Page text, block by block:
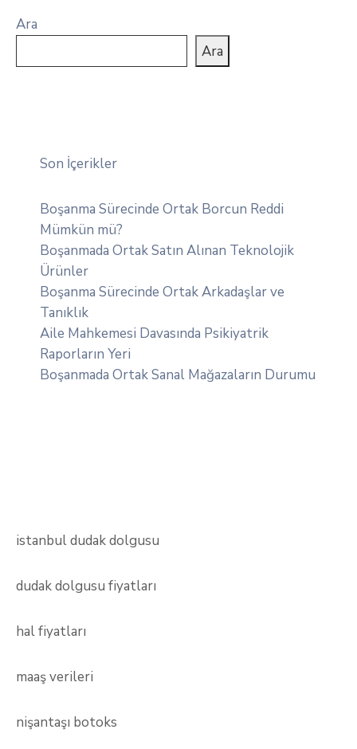
Ara
Ara
Son İçerikler
Boşanma Sürecinde Ortak Borcun Reddi
Mümkün mü?
Boşanmada Ortak Satın Alınan Teknolojik
Ürünler
Boşanma Sürecinde Ortak Arkadaşlar ve
Tanıklık
Aile Mahkemesi Davasında Psikiyatrik
Raporların Yeri
Boşanmada Ortak Sanal Mağazaların Durumu
istanbul dudak dolgusu
dudak dolgusu fiyatları
hal fiyatları
maaş verileri
nişantaşı botoks